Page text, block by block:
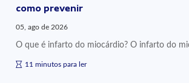
como prevenir
05, ago de 2026
O que é infarto do miocárdio? O infarto do
11 minutos para ler